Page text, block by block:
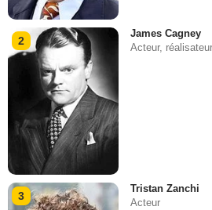
2
James Cagney
Acteur, réalisateur
3
Tristan Zanchi
Acteur